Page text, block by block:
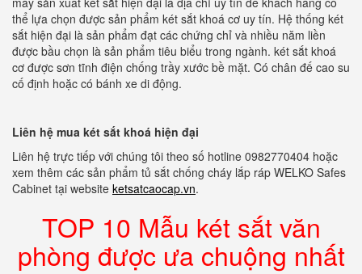
thể lựa chọn được sản phẩm két sắt khoá cơ uy tín. Hệ thống két
sắt hiện đại là sản phẩm đạt các chứng chỉ và nhiều năm liền
được bầu chọn là sản phẩm tiêu biểu trong ngành. két sắt khoá
cơ được sơn tĩnh điện chống trầy xước bề mặt. Có chân đế cao su
cố định hoặc có bánh xe di động.
Liên hệ mua két sắt khoá hiện đại
Liên hệ trực tiếp với chúng tôi theo số hotline 0982770404 hoặc
xem thêm các sản phẩm tủ sắt chống cháy lắp ráp WELKO Safes
Cabinet tại website ketsatcaocap.vn.
TOP 10 Mẫu két sắt văn
phòng được ưa chuộng nhất